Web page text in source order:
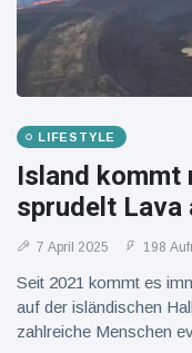
LIFESTYLE
Island kommt
sprudelt Lava
7 April 2025 198
Seit 2021 kommt es
auf der isländischen
zahlreiche Menschen